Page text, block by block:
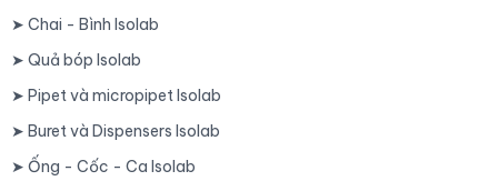
➤ Chai - Bình Isolab
➤ Quả bóp Isolab
➤ Pipet và micropipet Isolab
➤ Buret và Dispensers Isolab
➤ Ống - Cốc - Ca Isolab